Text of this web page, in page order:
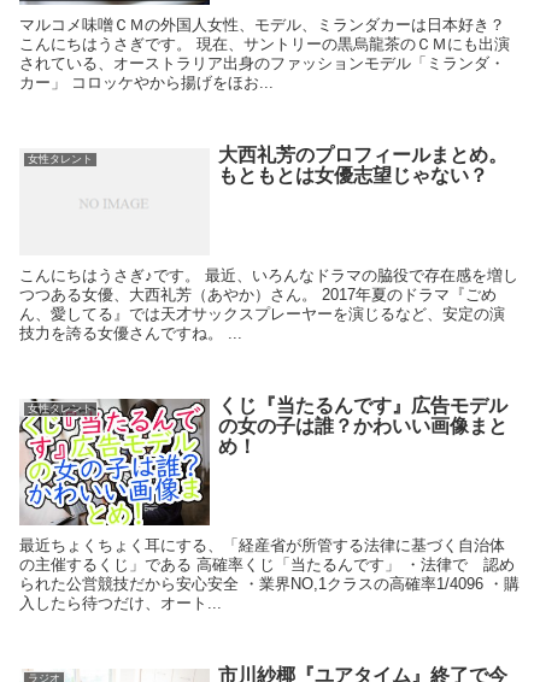
マルコメ味噌ＣＭの外国人女性、モデル、ミランダカーは日本好き？
こんにちはうさぎです。 現在、サントリーの黒烏龍茶のＣＭにも出演
されている、オーストラリア出身のファッションモデル「ミランダ・
カー」 コロッケやから揚げをほお...
女性タレント
大西礼芳のプロフィールまとめ。
もともとは女優志望じゃない？
こんにちはうさぎ♪です。 最近、いろんなドラマの脇役で存在感を増し
つつある女優、大西礼芳（あやか）さん。 2017年夏のドラマ『ごめ
ん、愛してる』では天才サックスプレーヤーを演じるなど、安定の演
技力を誇る女優さんですね。 ...
女性タレント
くじ『当たるんです』広告モデル
の女の子は誰？かわいい画像まと
め！
最近ちょくちょく耳にする、「経産省が所管する法律に基づく自治体
の主催するくじ」である 高確率くじ「当たるんです」 ・法律で 認め
られた公営競技だから安心安全 ・業界NO,1クラスの高確率1/4096 ・購
入したら待つだけ、オート...
ラジオ
市川紗椰『ユアタイム』終了で今